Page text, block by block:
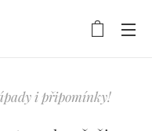
i připomínky!